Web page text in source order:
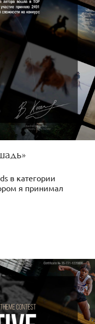
в категории
я принимал